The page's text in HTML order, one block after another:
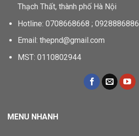
Thạch Thất, thành phố Hà Nội
Hotline: 0708668668 ; 0928886886
Email: thepnd@gmail.com
MST: 0110802944
MENU NHANH